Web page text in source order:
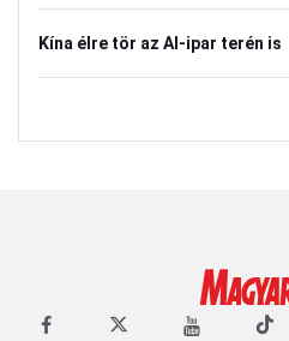
Kína élre tör az AI-ipar terén is